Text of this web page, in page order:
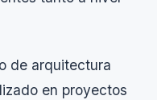
de arquitectura
en proyectos